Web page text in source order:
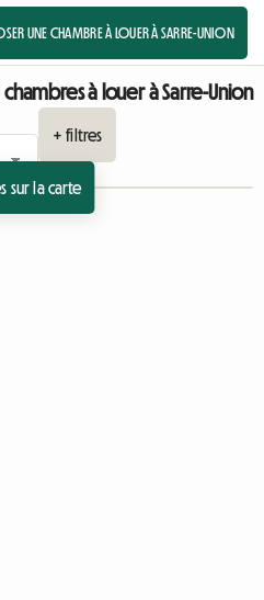
UNE CHAMBRE À LOUER À SARRE-UNION
chambres à louer à Sarre-Union
+ filtres
sur la carte